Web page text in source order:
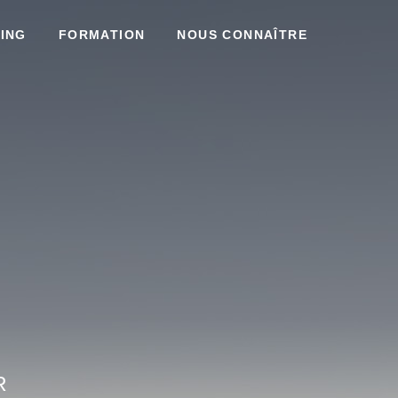
FORMATION NOUS CONNAÎTRE